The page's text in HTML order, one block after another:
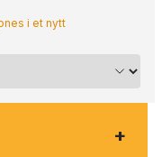
i et nytt
+